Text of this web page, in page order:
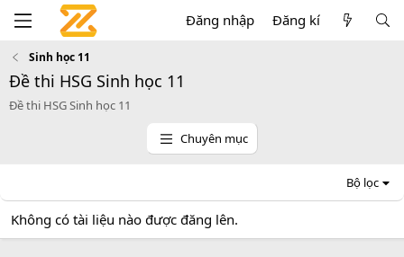
Đăng nhập Đăng kí
Sinh học 11
Đề thi HSG Sinh học 11
Đề thi HSG Sinh học 11
Chuyên mục
Bộ lọc
Không có tài liệu nào được đăng lên.